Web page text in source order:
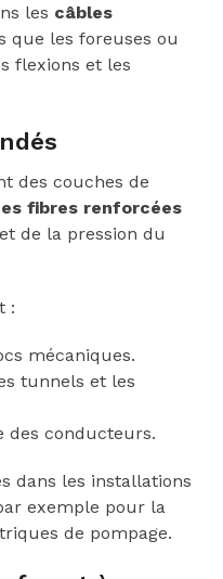
les câbles
que les foreuses ou
flexions et les
des couches de
fibres renforcées
de la pression du
:
mécaniques.
tunnels et les
des conducteurs.
dans les installations
exemple pour la
de pompage.